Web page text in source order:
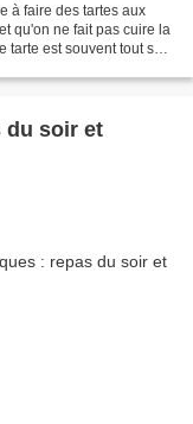
à faire des tartes aux
qu'on ne fait pas cuire la
est souvent tout sauf
du soir et